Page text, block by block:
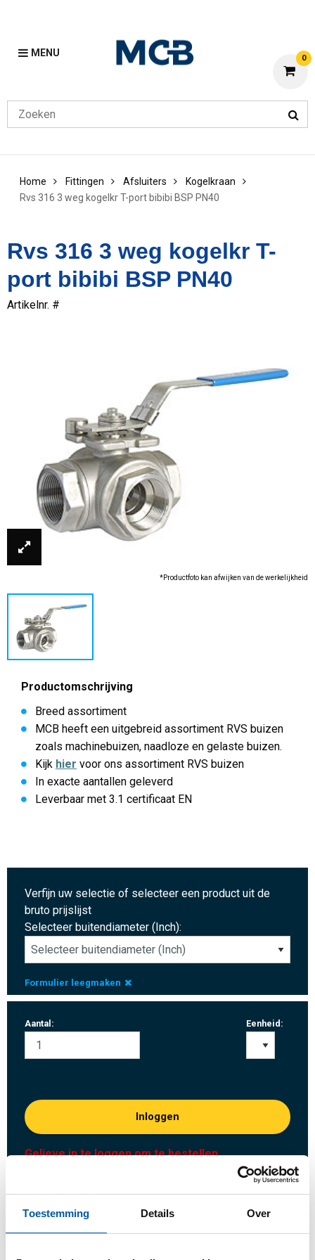
Toestemming Details Over
MENU 0
Home Fittingen Afsluiters
Kogelkraan
Rvs 316 3 weg kogelkr T-port bibibi BSP PN40
Rvs 316 3 weg kogelkr T-
port bibibi BSP PN40
Artikelnr. #
*Productfoto kan afwijken van de werkelijkheid
Productomschrijving
Breed assortiment
MCB heeft een uitgebreid assortiment RVS buizen
zoals machinebuizen, naadloze en gelaste buizen.
Kijk hier voor ons assortiment RVS buizen
In exacte aantallen geleverd
Leverbaar met 3.1 certificaat EN
Verfijn uw selectie of selecteer een product uit de
bruto prijslijst
Selecteer buitendiameter (Inch):
Formulier leegmaken
Aantal: Eenheid:
Inloggen
Gelieve in te loggen om te bestellen
Calculeren met actuele MCB-prijzen